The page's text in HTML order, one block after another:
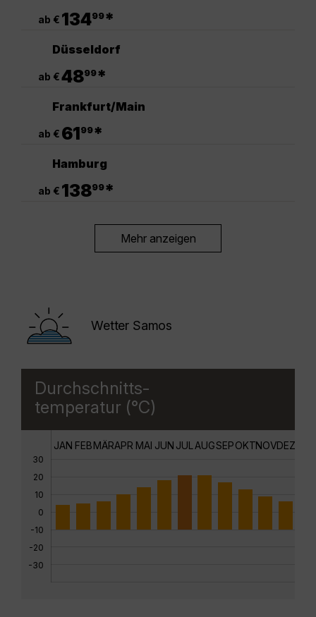
ab € 13499*
Düsseldorf
ab €4899*
Frankfurt/Main
ab € 6199*
Hamburg
ab € 13899*
Mehr anzeigen
Wetter Samos
Durchschnitts-
temperatur (°C)
30
20
10
0
-10
-20
-30
JAN FEBMÄRAPR MAI JUN JUL AUGSEPOKTNOVDEZ